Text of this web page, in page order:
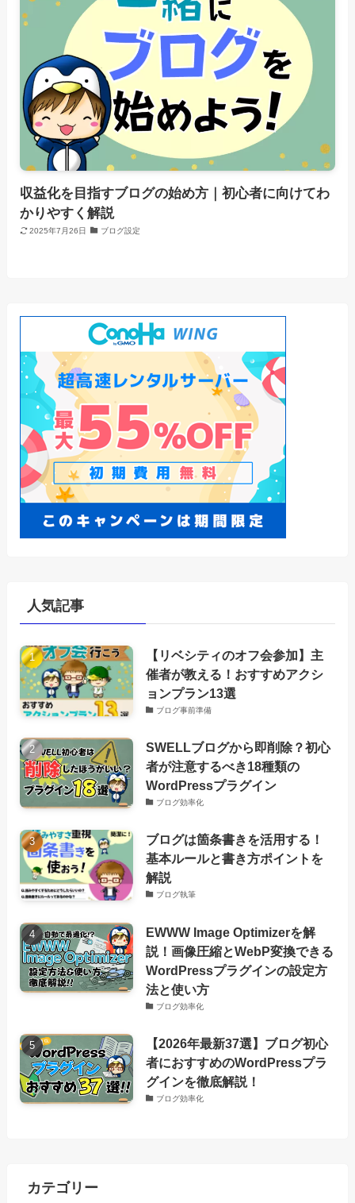
収益化を目指すブログの始め方｜初心者に向けてわ
かりやすく解説
2025年7月26日 ブログ設定
人気記事
【リベシティのオフ会参加】主
催者が教える！おすすめアクシ
ョンプラン13選
ブログ事前準備
SWELLブログから即削除？初心
者が注意するべき18種類の
WordPressプラグイン
ブログ効率化
ブログは箇条書きを活用する！
基本ルールと書き方ポイントを
解説
ブログ執筆
EWWW Image Optimizerを解
説！画像圧縮とWebP変換できる
WordPressプラグインの設定方
法と使い方
ブログ効率化
【2026年最新37選】ブログ初心
者におすすめのWordPressプラ
グインを徹底解説！
ブログ効率化
カテゴリー